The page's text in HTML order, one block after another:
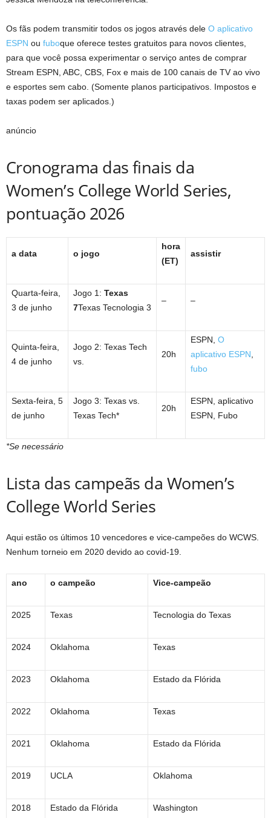
Os fãs podem transmitir todos os jogos através dele O aplicativo
ESPN ou fuboque oferece testes gratuitos para novos clientes,
para que você possa experimentar o serviço antes de comprar
Stream ESPN, ABC, CBS, Fox e mais de 100 canais de TV ao vivo
e esportes sem cabo. (Somente planos participativos. Impostos e
taxas podem ser aplicados.)
anúncio
Cronograma das finais da
Women’s College World Series,
pontuação 2026
a data o jogo
hora
(ET)
assistir
Quarta-feira,
3 de junho
Jogo 1: Texas
7Texas Tecnologia 3
– –
Quinta-feira,
4 de junho
Jogo 2: Texas Tech
vs.
20h
ESPN, O
aplicativo ESPN
fubo
Sexta-feira, 5
de junho
Jogo 3: Texas vs.
Texas Tech*
20h
ESPN, aplicativo
ESPN, Fubo
*Se necessário
Lista das campeãs da Women’s
College World Series
Aqui estão os últimos 10 vencedores e vice-campeões do WCWS.
Nenhum torneio em 2020 devido ao covid-19.
ano o campeão Vice-campeão
2025 Texas Tecnologia do Texas
2024 Oklahoma Texas
2023 Oklahoma Estado da Flórida
2022 Oklahoma Texas
2021 Oklahoma Estado da Flórida
2019 UCLA Oklahoma
2018 Estado da Flórida Washington